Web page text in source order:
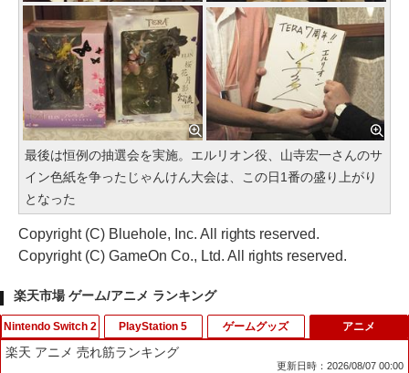
最後は恒例の抽選会を実施。エルリオン役、山寺宏一さんのサ
イン色紙を争ったじゃんけん大会は、この日1番の盛り上がり
となった
Copyright (C) Bluehole, Inc. All rights reserved.
Copyright (C) GameOn Co., Ltd. All rights reserved.
楽天市場 ゲーム/アニメ ランキング
Nintendo Switch 2 PlayStation 5 ゲームグッズ アニメ
楽天 アニメ 売れ筋ランキング
更新日時：2026/08/07 00:00